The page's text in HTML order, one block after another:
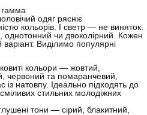
одяг рясніє
кольорів. І светр — не виняток.
однотонний чи двоколірний . Кожен
варіант. Виділимо популярні
кольори — жовтий,
червоний та помаранчевий,
із натовпу. Ідеально підходять до
стильних молодіжних
тони — сірий, блакитний,